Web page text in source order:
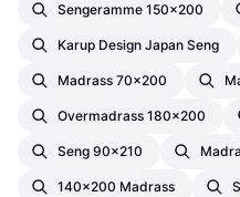
Sengeramme 150x200
Karup Design Japan Seng
Madrass 70x200
Overmadrass 180x200
Seng 90x210
140x200 Madrass